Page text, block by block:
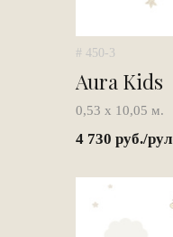
# 450-3
Aura Kids
0,53 х 10,05 м.
4 730 руб./рул